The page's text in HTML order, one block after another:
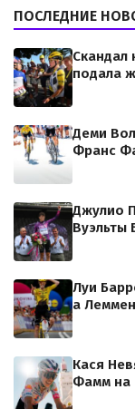
ПОСЛЕДНИЕ
Скандал
подала
Деми
Франс
Джулио
Вуэльты
Луи
а
Кася
Фамм на